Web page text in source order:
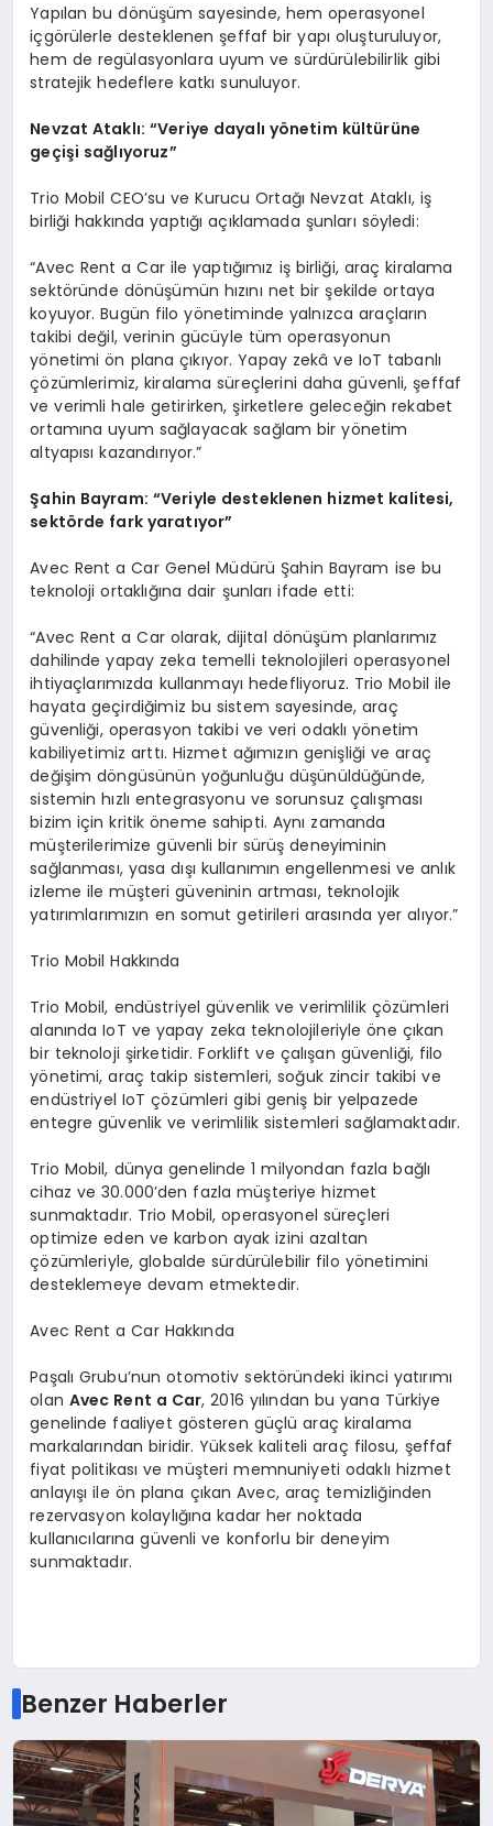
Yapılan bu dönüşüm sayesinde, hem operasyonel
içgörülerle desteklenen şeffaf bir yapı oluşturuluyor,
hem de regülasyonlara uyum ve sürdürülebilirlik gibi
stratejik hedeflere katkı sunuluyor.
Nevzat Ataklı: “Veriye dayalı yönetim kültürüne
geçişi sağlıyoruz”
Trio Mobil CEO’su ve Kurucu Ortağı Nevzat Ataklı, iş
birliği hakkında yaptığı açıklamada şunları söyledi:
“Avec Rent a Car ile yaptığımız iş birliği, araç kiralama
sektöründe dönüşümün hızını net bir şekilde ortaya
koyuyor. Bugün filo yönetiminde yalnızca araçların
takibi değil, verinin gücüyle tüm operasyonun
yönetimi ön plana çıkıyor. Yapay zekâ ve IoT tabanlı
çözümlerimiz, kiralama süreçlerini daha güvenli, şeffaf
ve verimli hale getirirken, şirketlere geleceğin rekabet
ortamına uyum sağlayacak sağlam bir yönetim
altyapısı kazandırıyor.”
Şahin Bayram: “Veriyle desteklenen hizmet kalitesi,
sektörde fark yaratıyor”
Avec Rent a Car Genel Müdürü Şahin Bayram ise bu
teknoloji ortaklığına dair şunları ifade etti:
“Avec Rent a Car olarak, dijital dönüşüm planlarımız
dahilinde yapay zeka temelli teknolojileri operasyonel
ihtiyaçlarımızda kullanmayı hedefliyoruz. Trio Mobil ile
hayata geçirdiğimiz bu sistem sayesinde, araç
güvenliği, operasyon takibi ve veri odaklı yönetim
kabiliyetimiz arttı. Hizmet ağımızın genişliği ve araç
değişim döngüsünün yoğunluğu düşünüldüğünde,
sistemin hızlı entegrasyonu ve sorunsuz çalışması
bizim için kritik öneme sahipti. Aynı zamanda
müşterilerimize güvenli bir sürüş deneyiminin
sağlanması, yasa dışı kullanımın engellenmesi ve anlık
izleme ile müşteri güveninin artması, teknolojik
yatırımlarımızın en somut getirileri arasında yer alıyor.”
Trio Mobil Hakkında
Trio Mobil, endüstriyel güvenlik ve verimlilik çözümleri
alanında IoT ve yapay zeka teknolojileriyle öne çıkan
bir teknoloji şirketidir. Forklift ve çalışan güvenliği, filo
yönetimi, araç takip sistemleri, soğuk zincir takibi ve
endüstriyel IoT çözümleri gibi geniş bir yelpazede
entegre güvenlik ve verimlilik sistemleri sağlamaktadır.
Trio Mobil, dünya genelinde 1 milyondan fazla bağlı
cihaz ve 30.000’den fazla müşteriye hizmet
sunmaktadır. Trio Mobil, operasyonel süreçleri
optimize eden ve karbon ayak izini azaltan
çözümleriyle, globalde sürdürülebilir filo yönetimini
desteklemeye devam etmektedir.
Avec Rent a Car Hakkında
Paşalı Grubu’nun otomotiv sektöründeki ikinci yatırımı
olan Avec Rent a Car, 2016 yılından bu yana Türkiye
genelinde faaliyet gösteren güçlü araç kiralama
markalarından biridir. Yüksek kaliteli araç filosu, şeffaf
fiyat politikası ve müşteri memnuniyeti odaklı hizmet
anlayışı ile ön plana çıkan Avec, araç temizliğinden
rezervasyon kolaylığına kadar her noktada
kullanıcılarına güvenli ve konforlu bir deneyim
sunmaktadır.
Benzer Haberler